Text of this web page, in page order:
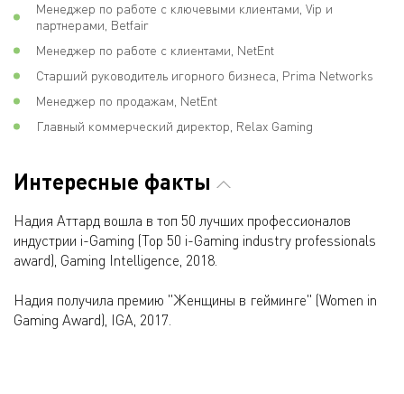
Менеджер по работе с ключевыми клиентами, Vip и
партнерами, Betfair
Менеджер по работе с клиентами, NetEnt
Старший руководитель игорного бизнеса, Prima Networks
Менеджер по продажам, NetEnt
Главный коммерческий директор, Relax Gaming
Интересные факты
Надия Аттард вошла в топ 50 лучших профессионалов
индустрии i-Gaming (Top 50 i-Gaming industry professionals
award), Gaming Intelligence, 2018.
Надия получила премию "Женщины в гейминге" (Women in
Gaming Award), IGA, 2017.